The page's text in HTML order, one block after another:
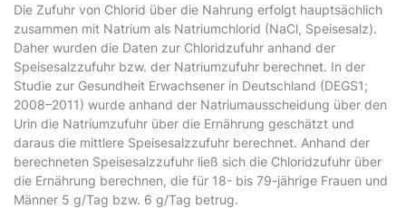
Die Zufuhr von Chlorid über die Nahrung erfolgt hauptsächlich
zusammen mit Natrium als Natriumchlorid (NaCl, Speisesalz).
Daher wurden die Daten zur Chloridzufuhr anhand der
Speisesalzzufuhr bzw. der Natriumzufuhr berechnet. In der
Studie zur Gesundheit Erwach­sener in Deutschland (DEGS1;
2008–2011) wurde anhand der Natriumausscheidung über den
Urin die Natriumzufuhr über die Ernährung geschätzt und
daraus die mittlere Speisesalzzufuhr berechnet. Anhand der
berechneten Speisesalzzufuhr ließ sich die Chloridzufuhr über
die Ernährung berechnen, die für 18- bis 79-jährige Frauen und
Männer 5 g/Tag bzw. 6 g/Tag betrug.